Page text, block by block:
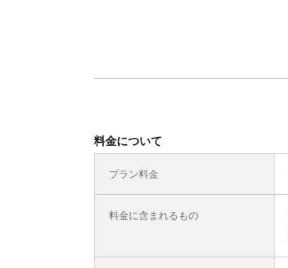
料金について
プラン料金
料金に含まれるもの